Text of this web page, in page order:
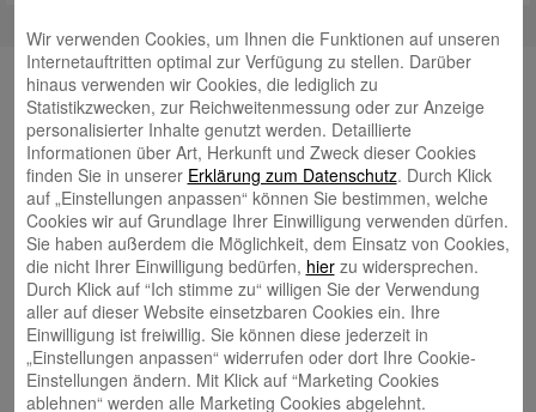
Unsere Autorinnen und Autoren
Andrea Rupprecht
Jonas Simon
Wir verwenden Cookies, um Ihnen die Funktionen auf unseren
Internetauftritten optimal zur Verfügung zu stellen. Darüber
hinaus verwenden wir Cookies, die lediglich zu
Statistikzwecken, zur Reichweitenmessung oder zur Anzeige
personalisierter Inhalte genutzt werden. Detaillierte
Informationen über Art, Herkunft und Zweck dieser Cookies
finden Sie in unserer Erklärung zum Datenschutz. Durch Klick
auf „Einstellungen anpassen“ können Sie bestimmen, welche
Cookies wir auf Grundlage Ihrer Einwilligung verwenden dürfen.
Sie haben außerdem die Möglichkeit, dem Einsatz von Cookies,
die nicht Ihrer Einwilligung bedürfen, hierzu widersprechen.
Durch Klick auf “Ich stimme zu“ willigen Sie der Verwendung
aller auf dieser Website einsetzbaren Cookies ein. Ihre
Einwilligung ist freiwillig. Sie können diese jederzeit in
„Einstellungen anpassen“ widerrufen oder dort Ihre Cookie-
Einstellungen ändern. Mit Klick auf “Marketing Cookies
ablehnen“ werden alle Marketing Cookies abgelehnt.